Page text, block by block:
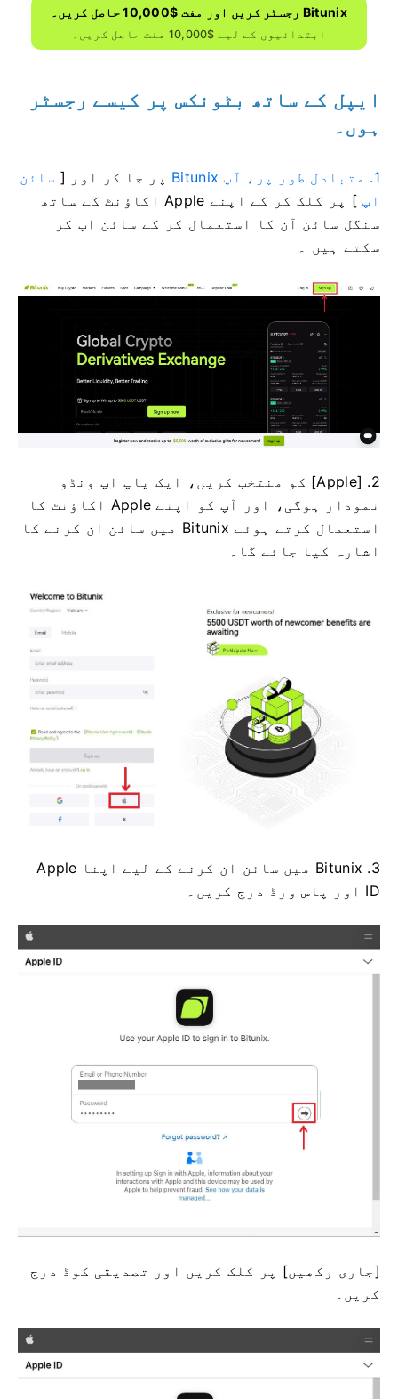
Bitunix رجسٹر کریں اور مفت $10,000 حاصل کریں۔
ابتدائیوں کے لیے $10,000 مفت حاصل کریں۔
ایپل کے ساتھ بٹونکس پر کیسے رجسٹر
ہوں۔
1. متبادل طور پر، آپ Bitunix پر جا کر اور [ سائن
اپ] پر کلک
کر کے اپنے Apple اکاؤنٹ کے ساتھ
سنگل سائن آن کا استعمال کر کے سائن اپ کر
سکتے ہیں ۔
2. [Apple] کو منتخب کریں، ایک پاپ اپ ونڈو
نمودار ہوگی، اور آپ کو اپنے Apple اکاؤنٹ کا
استعمال کرتے ہوئے Bitunix میں سائن ان کرنے کا
اشارہ کیا جائے گا۔
3. Bitunix میں سائن ان کرنے کے لیے اپنا Apple
ID اور پاس ورڈ درج کریں۔
[جاری رکھیں] پر کلک کریں اور تصدیقی کوڈ درج
کریں۔